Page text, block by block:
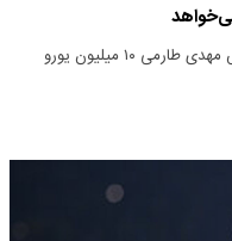
طبق اعلام روزنامه سان انگلیس اینتر برای فروش مهدی طارمی ۱۰ میلیون یورو